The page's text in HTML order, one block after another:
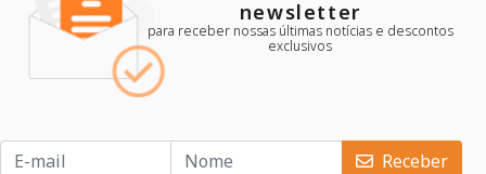
NEWSLETTER:CADASTRE-SE E RECEBA NOVIDADES, OFERTAS EXCLUSIVAS E MUITO MAIS!
Receber